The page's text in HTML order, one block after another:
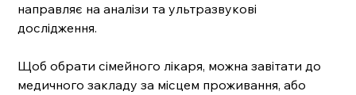
направляє на аналізи та ультразвукові
дослідження.
Щоб обрати сімейного лікаря, можна завітати до
медичного закладу за місцем проживання, або